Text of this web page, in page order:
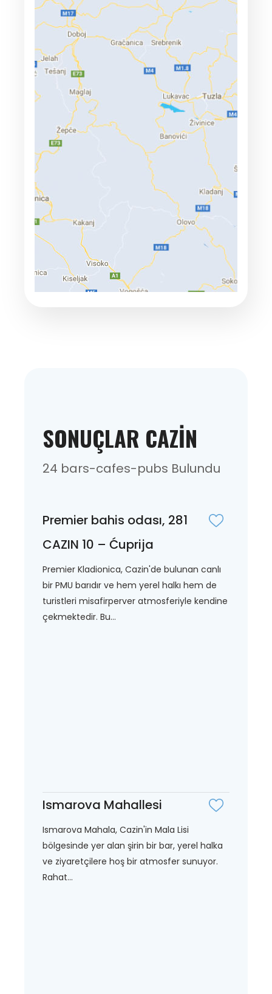
SONUÇLAR CAZIN
24 bars-cafes-pubs Bulundu
Premier bahis odası, 281
CAZIN 10 – Ćuprija
Premier Kladionica, Cazin'de bulunan canlı
bir PMU barıdır ve hem yerel halkı hem de
turistleri misafirperver atmosferiyle kendine
çekmektedir. Bu...
Ismarova Mahallesi
Ismarova Mahala, Cazin'in Mala Lisi
bölgesinde yer alan şirin bir bar, yerel halka
ve ziyaretçilere hoş bir atmosfer sunuyor.
Rahat...